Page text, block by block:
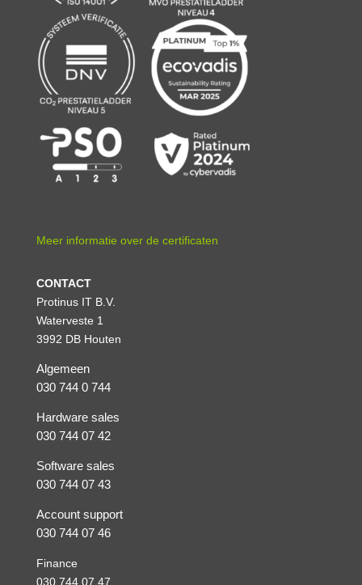
Meer informatie over de certificaten
CONTACT
Protinus IT B.V.
Waterveste 1
3992 DB Houten
Algemeen
030 744 0 744
Hardware sales
030 744 07 42
Software sales
030 744 07 43
Account support
030 744 07 46
Finance
030 744 07 47